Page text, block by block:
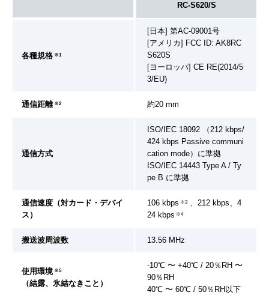
RC-S620/S
各種規格 ※1
[日本] 第AC-09001号
[アメリカ] FCC ID: AK8RC
S620S
[ヨーロッパ] CE RE(2014/5
3/EU)
通信距離 ※2 約20 mm
通信方式
ISO/IEC 18092 （212 kbps/
424 kbps Passive communi
cation mode）に準拠
ISO/IEC 14443 Type A / Ty
pe B に準拠
通信速度（対カード・デバイ
ス）
106 kbps ※3 、212 kbps、4
24 kbps ※4
搬送波周波数 13.56 MHz
使用環境 ※5
（結露、氷結なきこと）
-10℃ 〜 +40℃ / 20％RH 〜
90％RH
40℃ 〜 60℃ / 50％RH以下